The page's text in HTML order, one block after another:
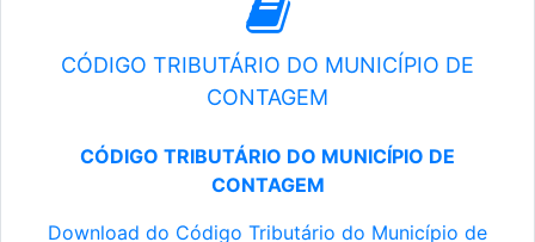
CÓDIGO TRIBUTÁRIO DO MUNICÍPIO DE
CONTAGEM
CÓDIGO TRIBUTÁRIO DO MUNICÍPIO DE
CONTAGEM
Download do Código Tributário do Município de